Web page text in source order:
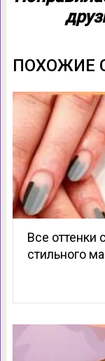
ПОХОЖИЕ
Все оттенки
стильного